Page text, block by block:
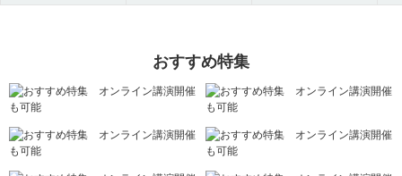
おすすめ特集